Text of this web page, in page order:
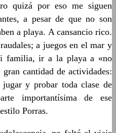
quizá por eso me siguen
a pesar de que no son
a playa. A cansancio rico.
a juegos en el mar y
familia, ir a la playa a «no
cantidad de actividades:
jugar y probar toda clase de
importantísima de ese
estilo Porras.